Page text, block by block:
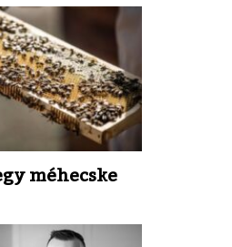
méhecske